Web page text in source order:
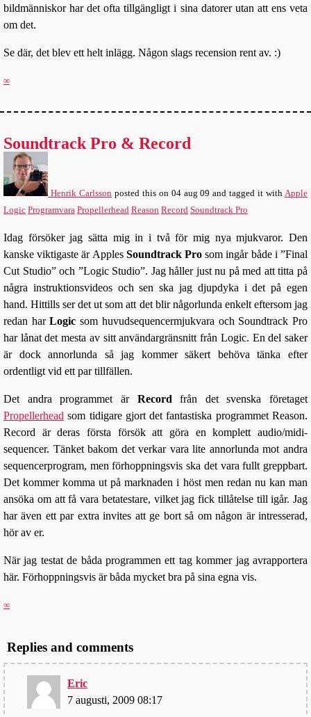
bildmänniskor har det ofta tillgängligt i sina datorer utan att ens veta
om det.
Se där, det blev ett helt inlägg. Någon slags recension rent av. :)
∞
Soundtrack Pro & Record
Henrik Carlsson posted this on 04 aug 09 and tagged it with Apple
Logic Programvara Propellerhead Reason Record Soundtrack Pro
Idag försöker jag sätta mig in i två för mig nya mjukvaror. Den
kanske viktigaste är Apples Soundtrack Pro som ingår både i ”Final
Cut Studio” och ”Logic Studio”. Jag håller just nu på med att titta på
några instruktionsvideos och sen ska jag djupdyka i det på egen
hand. Hittills ser det ut som att det blir någorlunda enkelt eftersom jag
redan harLogic som huvudsequencermjukvara och Soundtrack Pro
har lånat det mesta av sitt användargränsnitt från Logic. En del saker
är dock annorlunda så jag kommer säkert behöva tänka efter
ordentligt vid ett par tillfällen.
Det andra programmet är Record från det svenska företaget
Propellerhead som tidigare gjort det fantastiska programmet Reason.
Record är deras första försök att göra en komplett audio/midi-
sequencer. Tänket bakom det verkar vara lite annorlunda mot andra
sequencerprogram, men förhoppningsvis ska det vara fullt greppbart.
Det kommer komma ut på marknaden i höst men redan nu kan man
ansöka om att få vara betatestare, vilket jag fick tillåtelse till igår. Jag
har även ett par extra invites att ge bort så om någon är intresserad,
hör av er.
När jag testat de båda programmen ett tag kommer jag avrapportera
här. Förhoppningsvis är båda mycket bra på sina egna vis.
∞
Replies and comments
Eric
7 augusti, 2009 08:17